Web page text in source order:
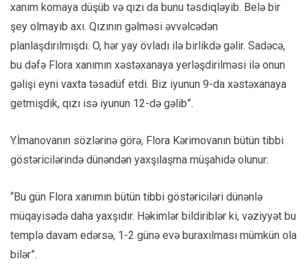
xanım komaya düşüb və qızı da bunu təsdiqləyib. Belə bir
şey olmayıb axı. Qızının gəlməsi əvvəlcədən
planlaşdırılmışdı. O, hər yay övladı ilə birlikdə gəlir. Sadəcə,
bu dəfə Flora xanımın xəstəxanaya yerləşdirilməsi ilə onun
gəlişi eyni vaxta təsadüf etdi. Biz iyunun 9-da xəstəxanaya
getmişdik, qızı isə iyunun 12-də gəlib”.
Y.İmanovanın sözlərinə görə, Flora Kərimovanın bütün tibbi
göstəricilərində dünəndən yaxşılaşma müşahidə olunur:
“Bu gün Flora xanımın bütün tibbi göstəriciləri dünənlə
müqayisədə daha yaxşıdır. Həkimlər bildiriblər ki, vəziyyət bu
templə davam edərsə, 1-2 günə evə buraxılması mümkün ola
bilər”.